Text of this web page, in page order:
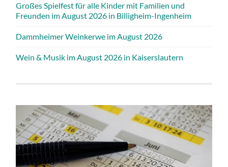
Großes Spielfest für alle Kinder mit Familien und
Freunden im August 2026 in Billigheim-Ingenheim
Dammheimer Weinkerwe im August 2026
Wein & Musik im August 2026 in Kaiserslautern